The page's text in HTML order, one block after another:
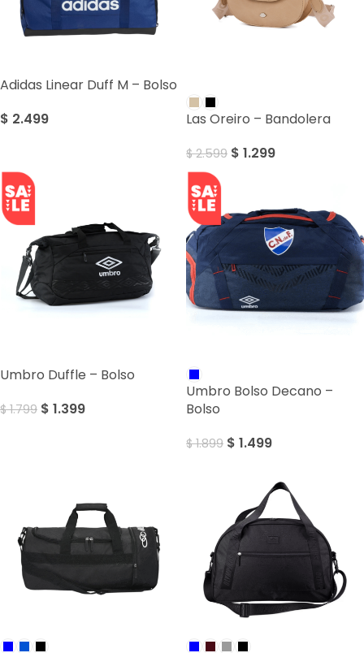
Adidas Linear Duff M – Bolso
$ 2.499 Las Oreiro – Bandolera
$2.599 $ 1.299
Umbro Duffle – Bolso
$1.799 $ 1.399
Umbro Bolso Decano –
Bolso
$1.899 $ 1.499